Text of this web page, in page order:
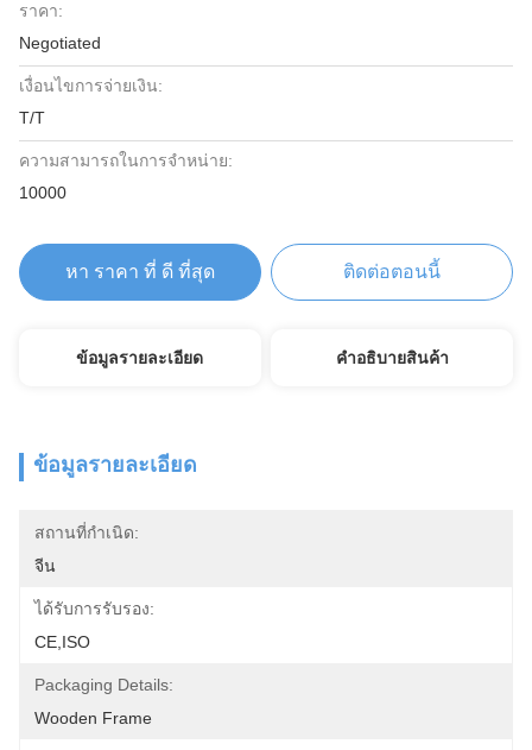
ราคา:
Negotiated
เงื่อนไขการจ่ายเงิน:
T/T
ความสามารถในการจําหน่าย:
10000
หา ราคา ที่ ดี ที่สุด ติดต่อตอนนี้
ข้อมูลรายละเอียด คําอธิบายสินค้า
ข้อมูลรายละเอียด
สถานที่กำเนิด:
จีน
ได้รับการรับรอง:
CE,ISO
Packaging Details:
Wooden Frame